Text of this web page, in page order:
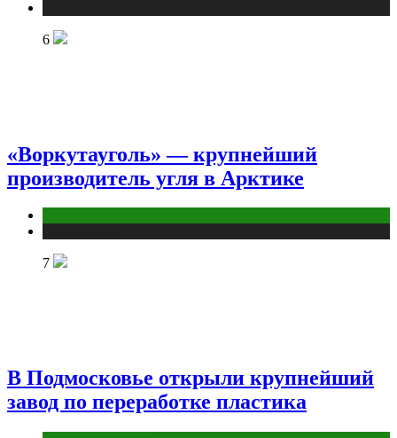
6
«Воркутауголь» — крупнейший
производитель угля в Арктике
7
В Подмосковье открыли крупнейший
завод по переработке пластика